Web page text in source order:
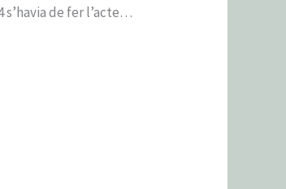
s’havia de fer l’acte…